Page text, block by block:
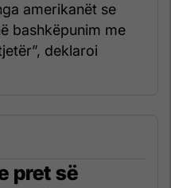
amerikanët se
bashkëpunim me
deklaroi
pret së